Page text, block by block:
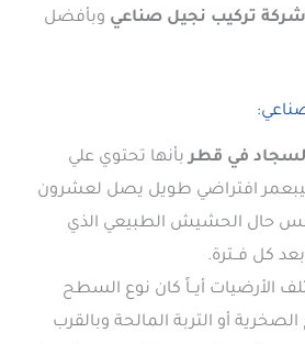
شركة تركيب نجيل صناعي وبأفضل
في قطربأنها تحتوي علي
افتراضي طويل يصل لعشرون
حال الحشيش الطبيعي الذي
كل فــترة.
الأرضيات أيــاً كان نوع السطح
أو التربة المالحة وبالقرب